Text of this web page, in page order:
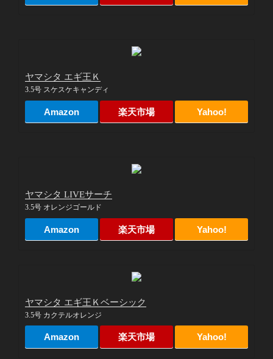
ヤマシタ エギ王Ｋ
3.5号 スケスケキャンディ
Amazon 楽天市場 Yahoo!
ヤマシタ LIVEサーチ
3.5号 オレンジゴールド
Amazon 楽天市場 Yahoo!
ヤマシタ エギ王Ｋベーシック
3.5号 カクテルオレンジ
Amazon 楽天市場 Yahoo!